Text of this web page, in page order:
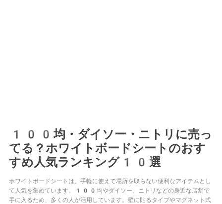
100均・ダイソー・ニトリに売っ
てる？ホワイトボードシートのおす
すめ人気ランキング10選
ホワイトボードシートは、手軽に使えて場所を取らない便利なアイテムとし
て人気を集めています。100均やダイソー、ニトリなどの身近な店舗で
手に入るため、多くの人が活用しています。壁に貼るタイプやマグネット式